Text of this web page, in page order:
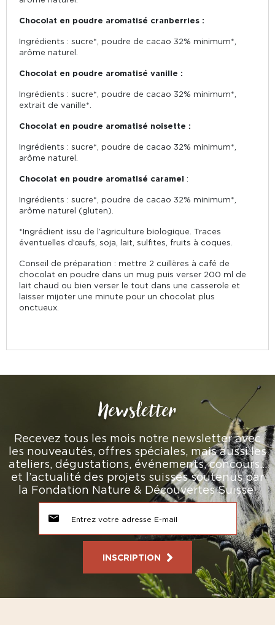
Chocolat en poudre aromatisé cranberries :
Ingrédients : sucre*, poudre de cacao 32% minimum*,
arôme naturel.
Chocolat en poudre aromatisé vanille :
Ingrédients : sucre*, poudre de cacao 32% minimum*,
extrait de vanille*.
Chocolat en poudre aromatisé noisette :
Ingrédients : sucre*, poudre de cacao 32% minimum*,
arôme naturel.
Chocolat en poudre aromatisé caramel :
Ingrédients : sucre*, poudre de cacao 32% minimum*,
arôme naturel (gluten).
*Ingrédient issu de l’agriculture biologique. Traces
éventuelles d’œufs, soja, lait, sulfites, fruits à coques.
Conseil de préparation : mettre 2 cuillères à café de
chocolat en poudre dans un mug puis verser 200 ml de
lait chaud ou bien verser le tout dans une casserole et
laisser mijoter une minute pour un chocolat plus
onctueux.
Newsletter
Recevez tous les mois notre newsletter avec
les nouveautés, offres spéciales, mais aussi les
ateliers, dégustations, événements, concours…
et l’actualité des projets suisses soutenus par
la Fondation Nature & Découvertes Suisse!
INSCRIPTION